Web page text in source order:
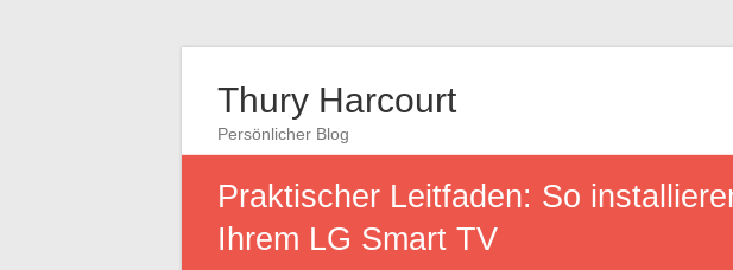
Thury Harcourt
Persönlicher Blog
Praktischer Leitfaden: So
Ihrem LG Smart TV